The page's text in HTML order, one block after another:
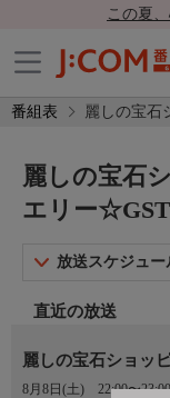
この夏
番組表 麗しの宝石
麗しの宝石
エリー
放送スケジュー
直近の放送
麗しの宝石ショッ
8月8日(土) 22:00〜23:00